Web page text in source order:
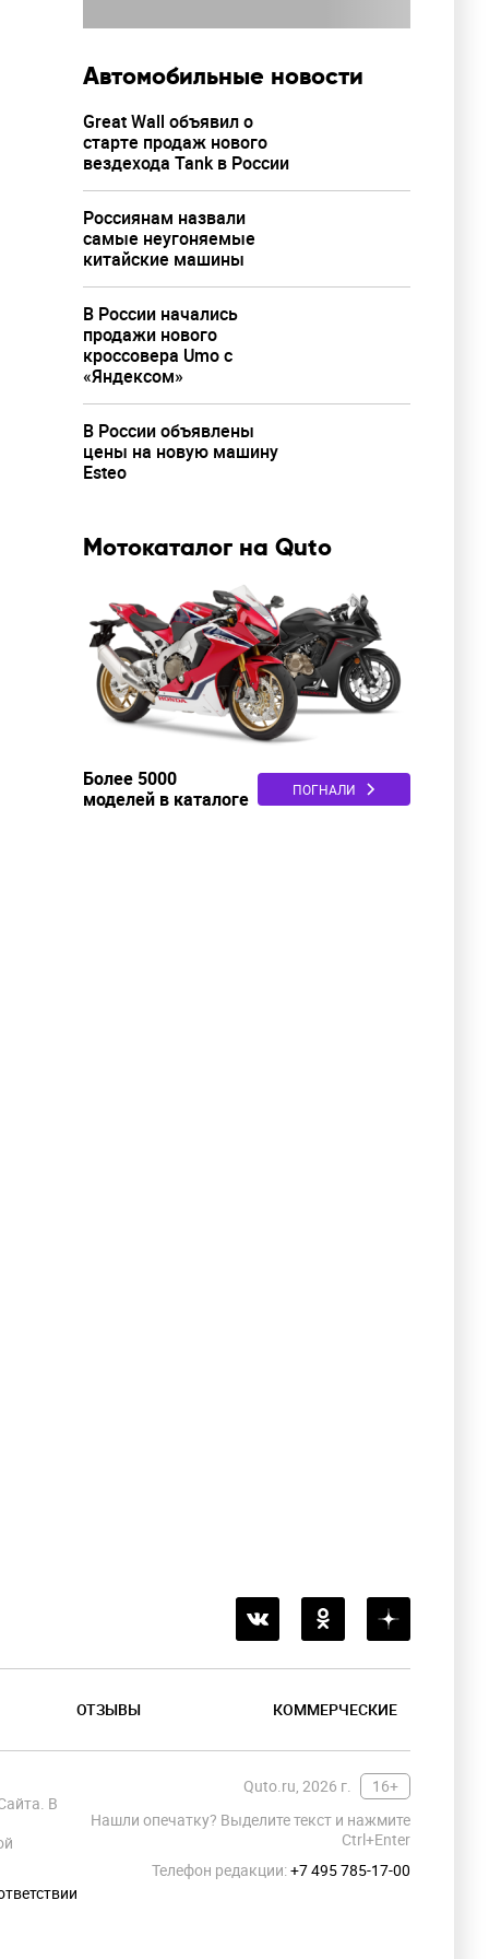
Автомобильные новости
Great Wall объявил о
старте продаж нового
вездехода Tank в России
Россиянам назвали
самые неугоняемые
китайские машины
В России начались
продажи нового
кроссовера Umo с
«Яндексом»
В России объявлены
цены на новую машину
Esteo
Мотокаталог на Quto
Более 5000
моделей в каталоге
ПОГНАЛИ
ОТЗЫВЫ КОММЕРЧЕСКИЕ
Quto.ru, 2026 г.
16+
Нашли опечатку? Выделите текст и нажмите
Ctrl+Enter
Телефон редакции:+7 495 785-17-00
В